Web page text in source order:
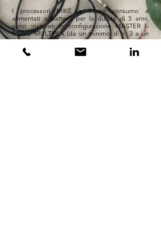
I processori MIKE a basso consumo e
alimentati a batteria per la durata di 5 anni,
sono installati in configurazione MASTER –
SLAVE MULTIPLA (da un minimo di n. 3 a un
massimo di 250).
Gli allarmi derivanti dai processori MIKE vengo